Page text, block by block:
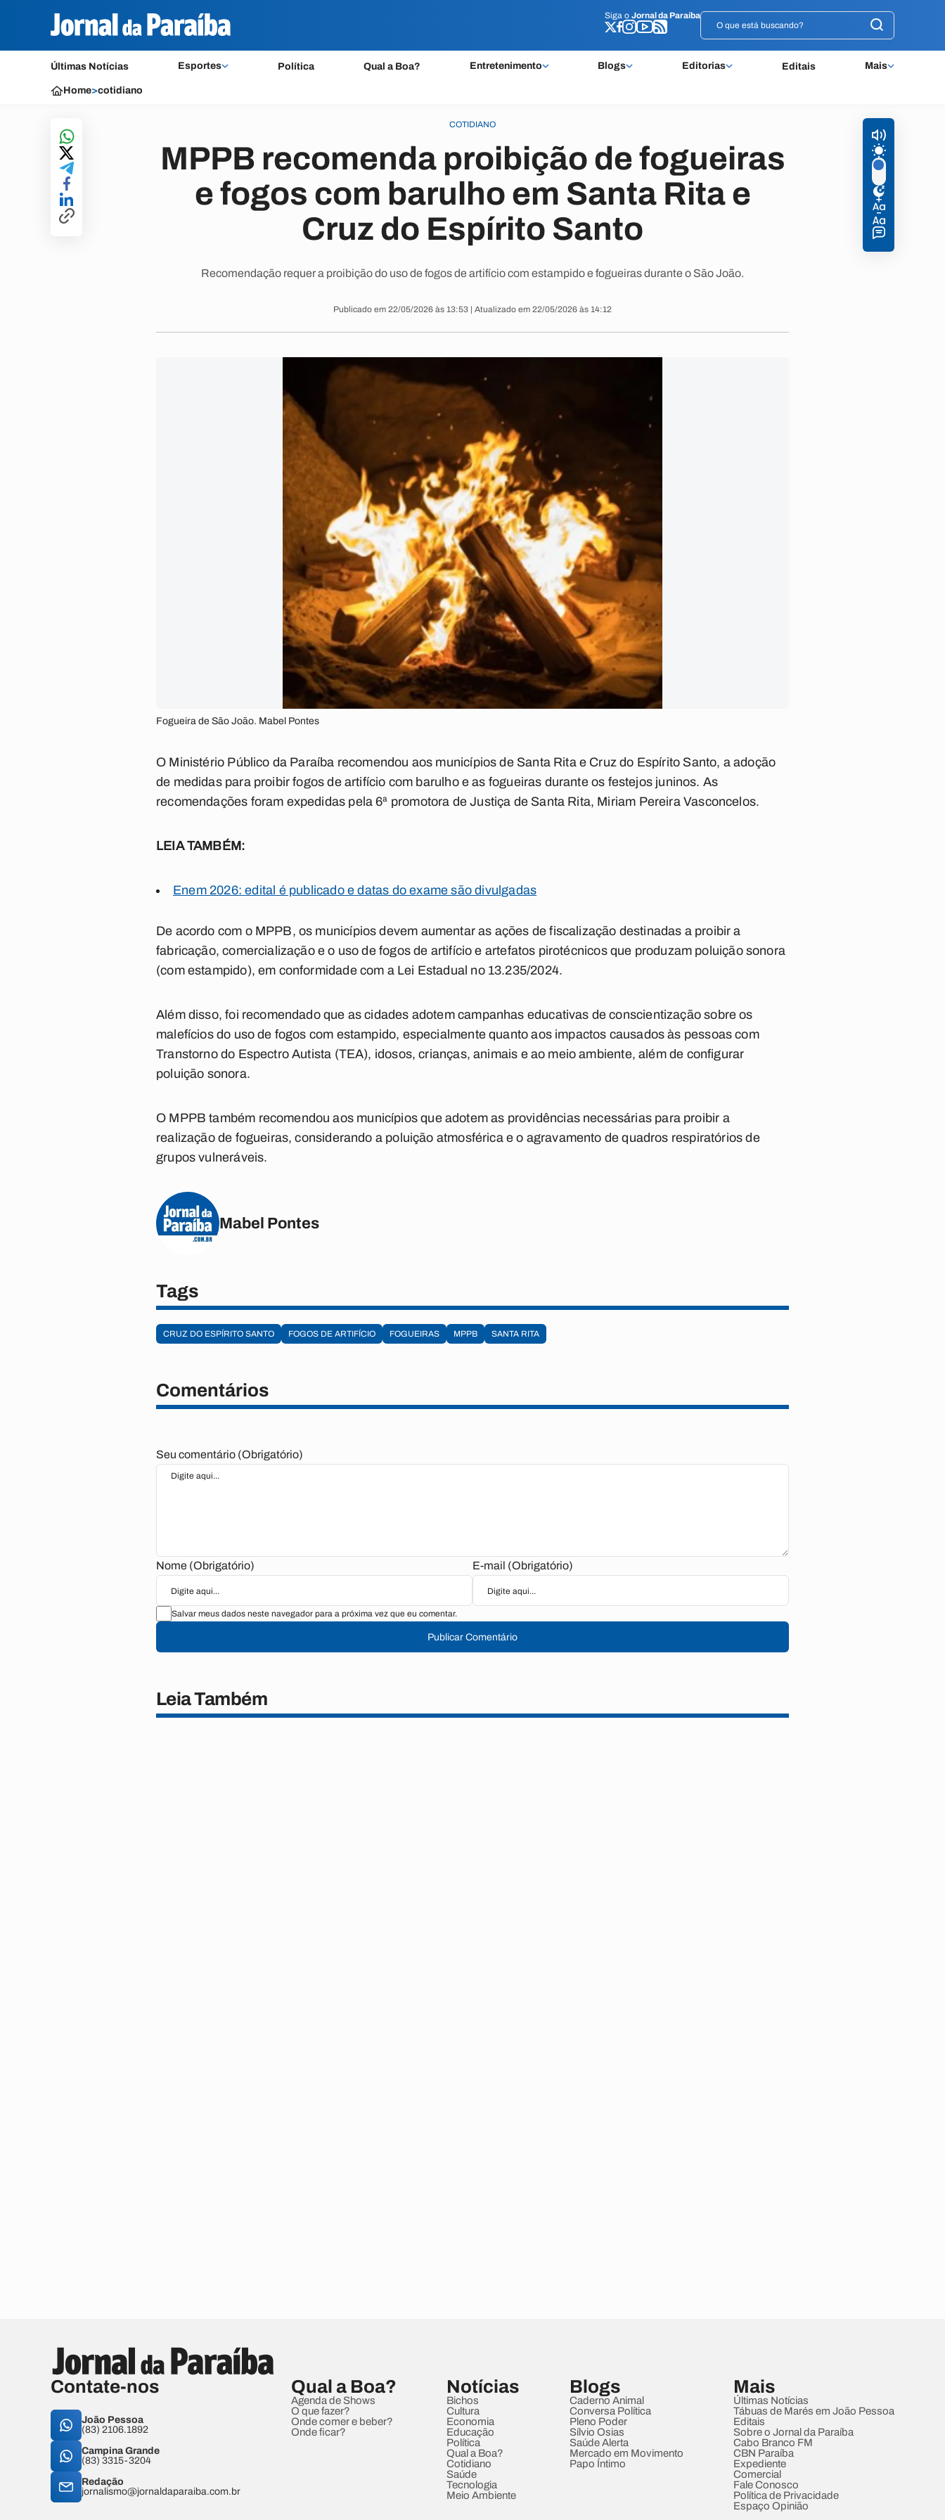
Siga o Jornal da Paraíba
Últimas Notícias Esportes Política Qual a Boa? Entretenimento Blogs Editorias Editais Mais
Siga o Jornal da Paraíba
Home>cotidiano
COTIDIANO
MPPB recomenda proibição de fogueiras
e fogos com barulho em Santa Rita e
Cruz do Espírito Santo
Recomendação requer a proibição do uso de fogos de artifício com estampido e fogueiras durante o São João.
Publicado em 22/05/2026 às 13:53 | Atualizado em 22/05/2026 às 14:12
Fogueira de São João. Mabel Pontes
O Ministério Público da Paraíba recomendou aos municípios de Santa Rita e Cruz do Espírito Santo, a adoção
de medidas para proibir fogos de artifício com barulho e as fogueiras durante os festejos juninos. As
recomendações foram expedidas pela 6ª promotora de Justiça de Santa Rita, Miriam Pereira Vasconcelos.
LEIA TAMBÉM:
Enem 2026: edital é publicado e datas do exame são divulgadas
De acordo com o MPPB, os municípios devem aumentar as ações de fiscalização destinadas a proibir a
fabricação, comercialização e o uso de fogos de artifício e artefatos pirotécnicos que produzam poluição sonora
(com estampido), em conformidade com a Lei Estadual no 13.235/2024.
Além disso, foi recomendado que as cidades adotem campanhas educativas de conscientização sobre os
malefícios do uso de fogos com estampido, especialmente quanto aos impactos causados às pessoas com
Transtorno do Espectro Autista (TEA), idosos, crianças, animais e ao meio ambiente, além de configurar
poluição sonora.
O MPPB também recomendou aos municípios que adotem as providências necessárias para proibir a
realização de fogueiras, considerando a poluição atmosférica e o agravamento de quadros respiratórios de
grupos vulneráveis.
Mabel Pontes
Tags
CRUZ DO ESPÍRITO SANTO FOGOS DE ARTIFÍCIO FOGUEIRAS MPPB SANTA RITA
Comentários
Seu comentário (Obrigatório)
Nome (Obrigatório) E-mail (Obrigatório)
Salvar meus dados neste navegador para a próxima vez que eu comentar.
Publicar Comentário
Leia Também
Contate-nos
João Pessoa
(83) 2106.1892
Campina Grande
(83) 3315-3204
Redação
jornalismo@jornaldaparaiba.com.br
Qual a Boa?
Agenda de Shows
O que fazer?
Onde comer e beber?
Onde ficar?
Notícias
Bichos
Cultura
Economia
Educação
Política
Qual a Boa?
Cotidiano
Saúde
Tecnologia
Meio Ambiente
Blogs
Caderno Animal
Conversa Política
Pleno Poder
Sílvio Osias
Saúde Alerta
Mercado em Movimento
Papo Íntimo
Mais
Últimas Notícias
Tábuas de Marés em João Pessoa
Editais
Sobre o Jornal da Paraíba
Cabo Branco FM
CBN Paraíba
Expediente
Comercial
Fale Conosco
Política de Privacidade
Espaço Opinião